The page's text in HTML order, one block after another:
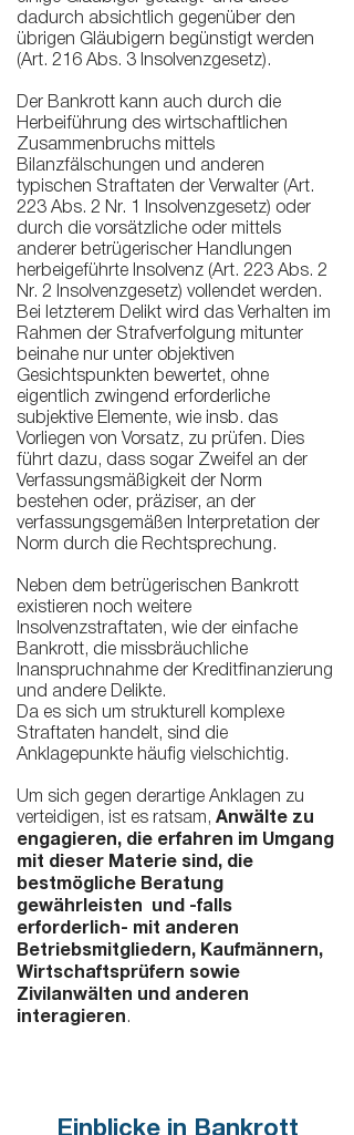
dadurch absichtlich gegenüber den
übrigen Gläubigern begünstigt werden
(Art. 216 Abs. 3 Insolvenzgesetz).
Der Bankrott kann auch durch die
Herbeiführung des wirtschaftlichen
Zusammenbruchs mittels
Bilanzfälschungen und anderen
typischen Straftaten der Verwalter (Art.
223 Abs. 2 Nr. 1 Insolvenzgesetz) oder
durch die vorsätzliche oder mittels
anderer betrügerischer Handlungen
herbeigeführte Insolvenz (Art. 223 Abs. 2
Nr. 2 Insolvenzgesetz) vollendet werden.
Bei letzterem Delikt wird das Verhalten im
Rahmen der Strafverfolgung mitunter
beinahe nur unter objektiven
Gesichtspunkten bewertet, ohne
eigentlich zwingend erforderliche
subjektive Elemente, wie insb. das
Vorliegen von Vorsatz, zu prüfen. Dies
führt dazu, dass sogar Zweifel an der
Verfassungsmäßigkeit der Norm
bestehen oder, präziser, an der
verfassungsgemäßen Interpretation der
Norm durch die Rechtsprechung.
Neben dem betrügerischen Bankrott
existieren noch weitere
Insolvenzstraftaten, wie der einfache
Bankrott, die missbräuchliche
Inanspruchnahme der Kreditfinanzierung
und andere Delikte.
Da es sich um strukturell komplexe
Straftaten handelt, sind die
Anklagepunkte häufig vielschichtig.
Um sich gegen derartige Anklagen zu
verteidigen, ist es ratsam, Anwälte zu
engagieren, die erfahren im Umgang
mit dieser Materie sind, die
bestmögliche Beratung
gewährleisten und -falls
erforderlich- mit anderen
Betriebsmitgliedern, Kaufmännern,
Wirtschaftsprüfern sowie
Zivilanwälten und anderen
interagieren .